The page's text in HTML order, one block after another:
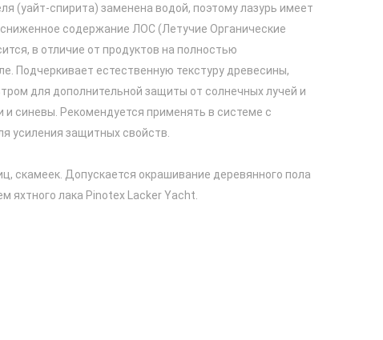
(уайт-спирита) заменена водой, поэтому лазурь имеет
содержание ЛОС (Летучие Органические
в отличие от продуктов на полностью
Подчеркивает естественную текстуру древесины,
для дополнительной защиты от солнечных лучей и
и синевы. Рекомендуется применять в системе с
усиления защитных свойств.
скамеек. Допускается окрашивание деревянного пола
яхтного лака Pinotex Lacker Yacht.